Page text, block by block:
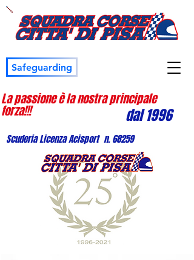
Safeguarding
La passione è la nostra principale
forza!!! dal 1996
Scuderia Licenza Acisport n. 68259